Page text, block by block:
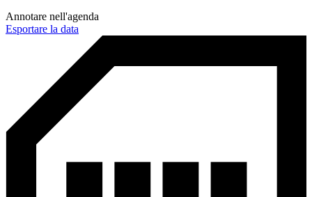
Annotare nell'agenda
Esportare la data